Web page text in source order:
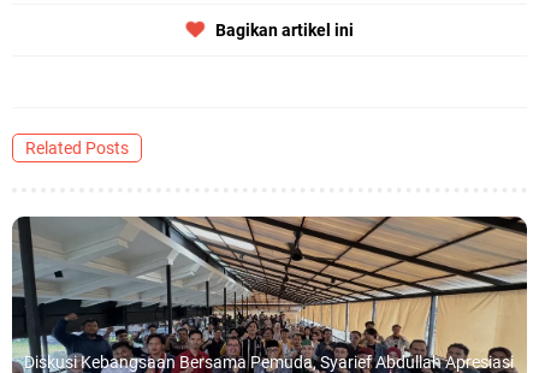
Bagikan artikel ini
Related Posts
Diskusi Kebangsaan Bersama Pemuda, Syarief Abdullah Apresiasi